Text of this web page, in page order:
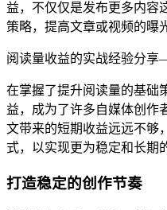
益，不仅仅是发布更多内容
策略，提高文章或视频的曝
阅读量收益的实战经验分
在掌握了提升阅读量的基础
益，成为了许多自媒体创作
文带来的短期收益远远不够
式，以实现更为稳定和长期
打造稳定的创作节奏